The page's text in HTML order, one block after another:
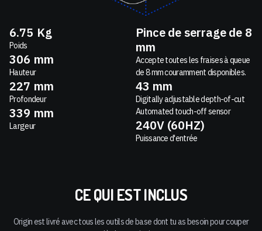
6.75 Kg
Poids
306 mm
Hauteur
227 mm
Profondeur
339 mm
Largeur
Pince de serrage de 8
mm
Accepte toutes les fraises à queue
de 8 mm couramment disponibles.
43 mm
Digitally adjustable depth-of-cut
Automated touch-off sensor
240V (60HZ)
Puissance d'entrée
CE QUI EST INCLUS
Origin est livré avec tous les outils de base dont tu as besoin pour couper